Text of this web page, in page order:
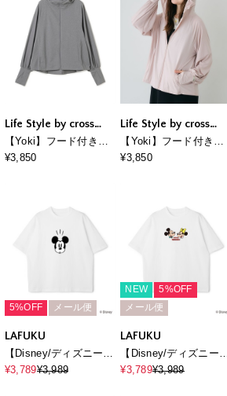
Life Style by cross
marche
【Yoki】フード付きUV
カットパーカー
¥3,850
Life Style by cross
marche
【Yoki】フード付きUV
カットパーカー
¥3,850
5%OFF メール便
LAFUKU
【Disney/ディズニー】
Mickey Mouse / ミッキ
¥3,789¥3,989
NEW
5%OFF
メール便
LAFUKU
【Disney/ディズニー
ミッキーマウス＆ミニ
¥3,789¥3,989